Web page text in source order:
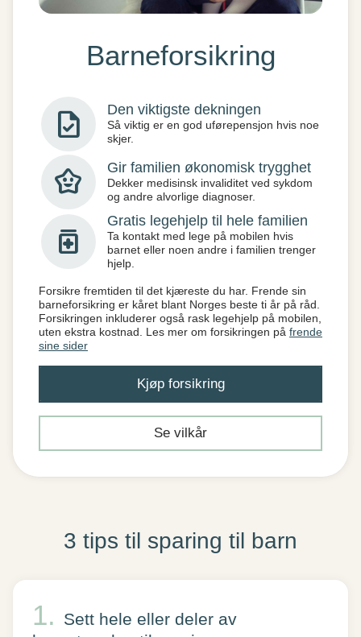
Barneforsikring
task Den viktigste dekningen
Så viktig er en god uførepensjon hvis noe
skjer.
family_star Gir familien økonomisk trygghet
Dekker medisinsk invaliditet ved sykdom
og andre alvorlige diagnoser.
medication
Gratis legehjelp til hele familien
Ta kontakt med lege på mobilen hvis
barnet eller noen andre i familien trenger
hjelp.
Forsikre fremtiden til det kjæreste du har. Frende sin
barneforsikring er kåret blant Norges beste ti år på råd.
Forsikringen inkluderer også rask legehjelp på mobilen,
uten ekstra kostnad. Les mer om forsikringen på frende
sine sider
Kjøp forsikring
Se vilkår
3 tips til sparing til barn
Sett hele eller deler av